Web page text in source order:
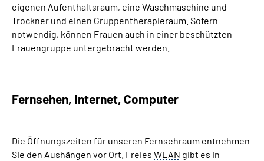
eigenen Aufenthaltsraum, eine Waschmaschine und
Trockner und einen Gruppentherapieraum. Sofern
notwendig, können Frauen auch in einer beschützten
Frauengruppe untergebracht werden.
Fernsehen, Internet, Computer
Die Öffnungszeiten für unseren Fernsehraum entnehmen
Sie den Aushängen vor Ort. Freies WLAN gibt es in